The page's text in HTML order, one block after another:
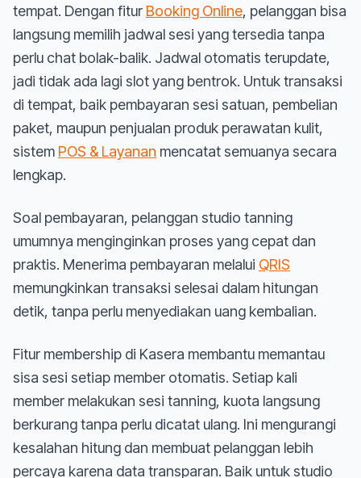
tempat. Dengan fitur Booking Online, pelanggan bisa
langsung memilih jadwal sesi yang tersedia tanpa
perlu chat bolak-balik. Jadwal otomatis terupdate,
jadi tidak ada lagi slot yang bentrok. Untuk transaksi
di tempat, baik pembayaran sesi satuan, pembelian
paket, maupun penjualan produk perawatan kulit,
sistem POS & Layanan mencatat semuanya secara
lengkap.
Soal pembayaran, pelanggan studio tanning
umumnya menginginkan proses yang cepat dan
praktis. Menerima pembayaran melalui QRIS
memungkinkan transaksi selesai dalam hitungan
detik, tanpa perlu menyediakan uang kembalian.
Fitur membership di Kasera membantu memantau
sisa sesi setiap member otomatis. Setiap kali
member melakukan sesi tanning, kuota langsung
berkurang tanpa perlu dicatat ulang. Ini mengurangi
kesalahan hitung dan membuat pelanggan lebih
percaya karena data transparan. Baik untuk studio